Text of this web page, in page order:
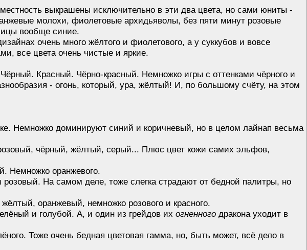
выкрашены исключительно в эти два цвета, но сами юниты -
молохи, фиолетовые архидьяволы, без пяти минут розовые
вообще синие.
очень много жёлтого и фиолетового, а у суккубов и вовсе
все цвета очень чистые и яркие.
Красный. Чёрно-красный. Немножко игры с оттенками чёрного и
- огонь, который, ура, жёлтый! И, по большому счёту, на этом
Немножко доминируют синий и коричневый, но в целом лайнап весьма
чёрный, жёлтый, серый... Плюс цвет кожи самих эльфов,
Немножко оранжевого.
На самом деле, тоже слегка страдают от бедной палитры, но
оранжевый, немножко розового и красного.
и голубой. А, и один из грейдов ихогненного дракона уходит в
Тоже очень бедная цветовая гамма, но, быть может, всё дело в